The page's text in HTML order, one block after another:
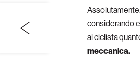
considerando
al ciclista
meccanica.